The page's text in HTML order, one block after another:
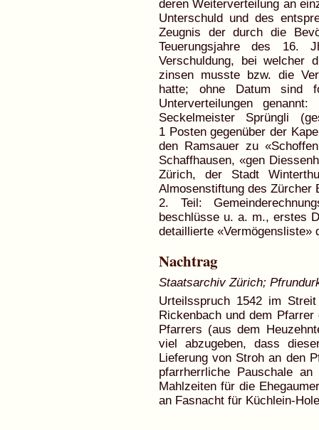
deren Weiterverteilung an
Unterschuld und des
Zeugnis der durch die
Teuerungsjahre des 16.
Verschuldung, bei welcher
zinsen musste bzw. die
hatte; ohne Datum sind
Unterverteilungen
Seckelmeister Sprüngli
1 Posten gegenüber der
den Ramsauer zu
Schaffhausen, «gen
Zürich, der Stadt
Almosenstiftung des Zürcher
2. Teil:
beschlüsse u. a. m., erstes
detaillierte «Vermögensliste»
Nachtrag
Staatsarchiv Zürich;
Urteilsspruch 1542 im
Rickenbach und dem
Pfarrers (aus dem
viel abzugeben, dass
Lieferung von Stroh an den
pfarrherrliche Pauschale
Mahlzeiten für die
an Fasnacht für Küchlein-